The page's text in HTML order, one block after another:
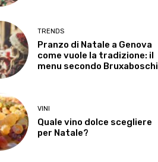
TRENDS
Pranzo di Natale a Genova
come vuole la tradizione: il
menu secondo Bruxaboschi
VINI
Quale vino dolce scegliere
per Natale?